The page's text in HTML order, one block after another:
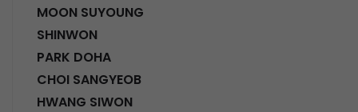
MOON SUYOUNG
SHINWON
PARK DOHA
CHOI SANGYEOB
HWANG SIWON